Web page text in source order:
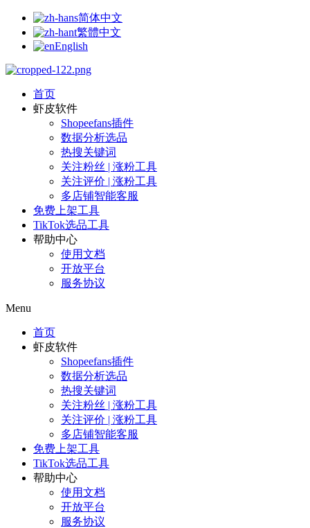
简体中文
繁體中文
English
首页
虾皮软件
Shopeefans插件
数据分析选品
热搜关键词
关注粉丝 | 涨粉工具
关注评价 | 涨粉工具
多店铺智能客服
免费上架工具
TikTok选品工具
帮助中心
使用文档
开放平台
服务协议
Menu
首页
虾皮软件
Shopeefans插件
数据分析选品
热搜关键词
关注粉丝 | 涨粉工具
关注评价 | 涨粉工具
多店铺智能客服
免费上架工具
TikTok选品工具
帮助中心
使用文档
开放平台
服务协议